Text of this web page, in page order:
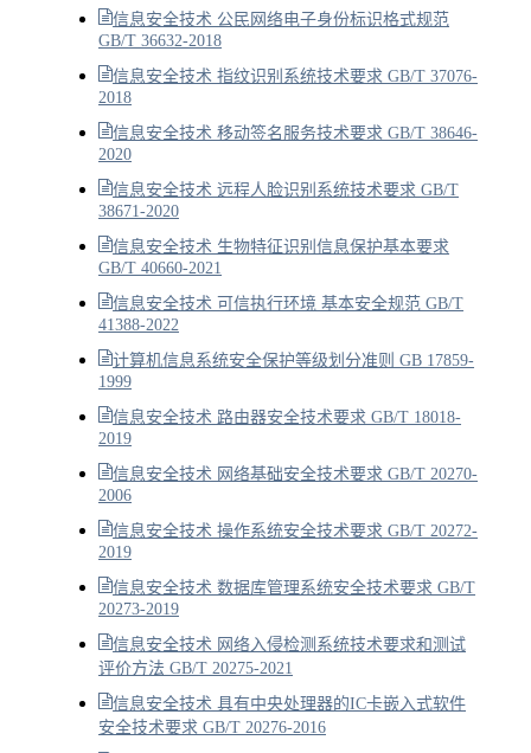
信息安全技术 公民网络电子身份标识格式规范
GB/T 36632-2018
信息安全技术 指纹识别系统技术要求 GB/T 37076-
2018
信息安全技术 移动签名服务技术要求 GB/T 38646-
2020
信息安全技术 远程人脸识别系统技术要求 GB/T
38671-2020
信息安全技术 生物特征识别信息保护基本要求
GB/T 40660-2021
信息安全技术 可信执行环境 基本安全规范 GB/T
41388-2022
计算机信息系统安全保护等级划分准则 GB 17859-
1999
信息安全技术 路由器安全技术要求 GB/T 18018-
2019
信息安全技术 网络基础安全技术要求 GB/T 20270-
2006
信息安全技术 操作系统安全技术要求 GB/T 20272-
2019
信息安全技术 数据库管理系统安全技术要求 GB/T
20273-2019
信息安全技术 网络入侵检测系统技术要求和测试
评价方法 GB/T 20275-2021
信息安全技术 具有中央处理器的IC卡嵌入式软件
安全技术要求 GB/T 20276-2016